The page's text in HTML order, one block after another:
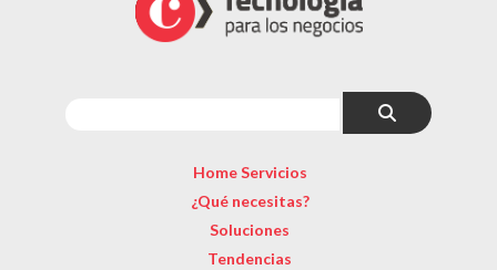
Home Servicios
¿Qué necesitas?
Soluciones
Tendencias